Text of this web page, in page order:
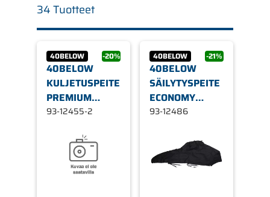
34 Tuotteet
40BELOW -20%
40BELOW
KULJETUSPEITE
PREMIUM
EASY-LOAD
93-12455-2
40BELOW -21%
40BELOW
SÄILYTYSPEITE
ECONOMY
ARCTIC CAT
93-12486